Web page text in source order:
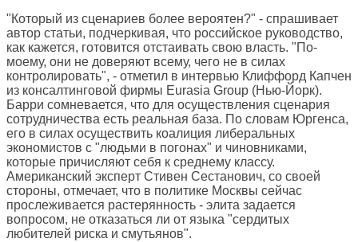
"Который из сценариев более вероятен?" - спрашивает
автор статьи, подчеркивая, что российское руководство,
как кажется, готовится отстаивать свою власть. "По-
моему, они не доверяют всему, чего не в силах
контролировать", - отметил в интервью Клиффорд Капчен
из консалтинговой фирмы Eurasia Group (Нью-Йорк).
Барри сомневается, что для осуществления сценария
сотрудничества есть реальная база. По словам Юргенса,
его в силах осуществить коалиция либеральных
экономистов с "людьми в погонах" и чиновниками,
которые причисляют себя к среднему классу.
Американский эксперт Стивен Сестанович, со своей
стороны, отмечает, что в политике Москвы сейчас
прослеживается растерянность - элита задается
вопросом, не отказаться ли от языка "сердитых
любителей риска и смутьянов".